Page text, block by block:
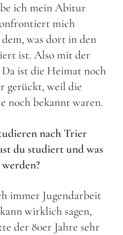
ich mein Abitur
mich
was dort in den
ist. Also mit der
ist die Heimat noch
gerückt, weil die
noch bekannt waren.
nach Trier
du studiert und was
immer Jugendarbeit
wirklich sagen,
der 80er Jahre sehr